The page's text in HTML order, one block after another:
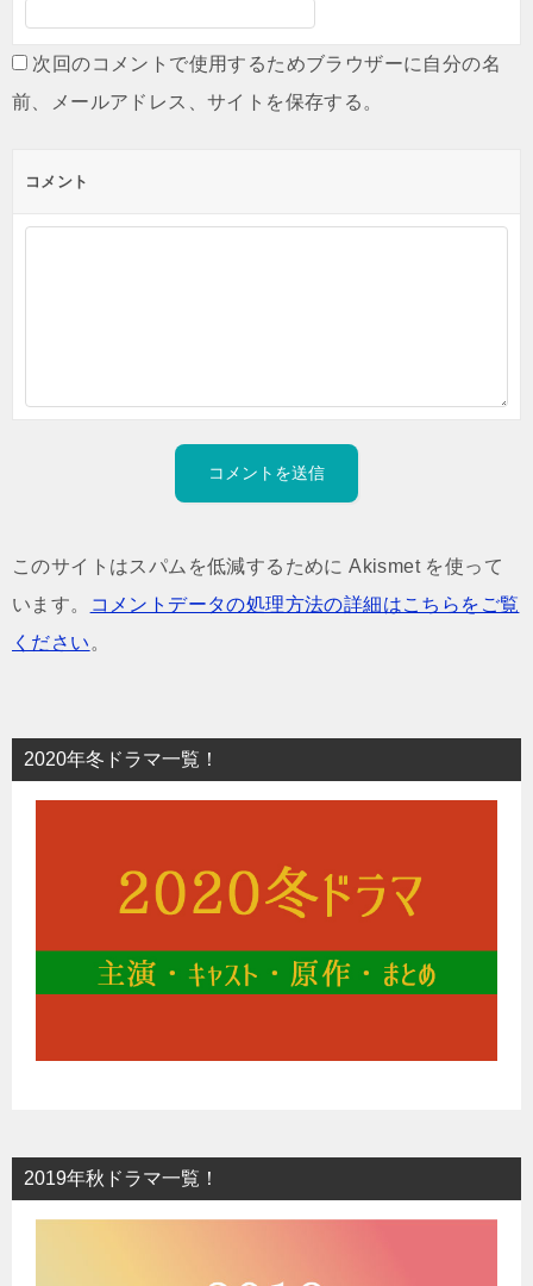
次回のコメントで使用するためブラウザーに自分の名
前、メールアドレス、サイトを保存する。
コメント
このサイトはスパムを低減するために Akismet を使って
います。
コメントデータの処理方法の詳細はこちらをご覧
ください 。
2020年冬ドラマ一覧！
2019年秋ドラマ一覧！